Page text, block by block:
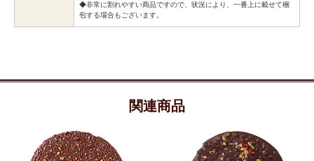
◆非常に割れやすい商品ですので、状況により、一番上に載せて梱
包する場合もございます。
関連商品